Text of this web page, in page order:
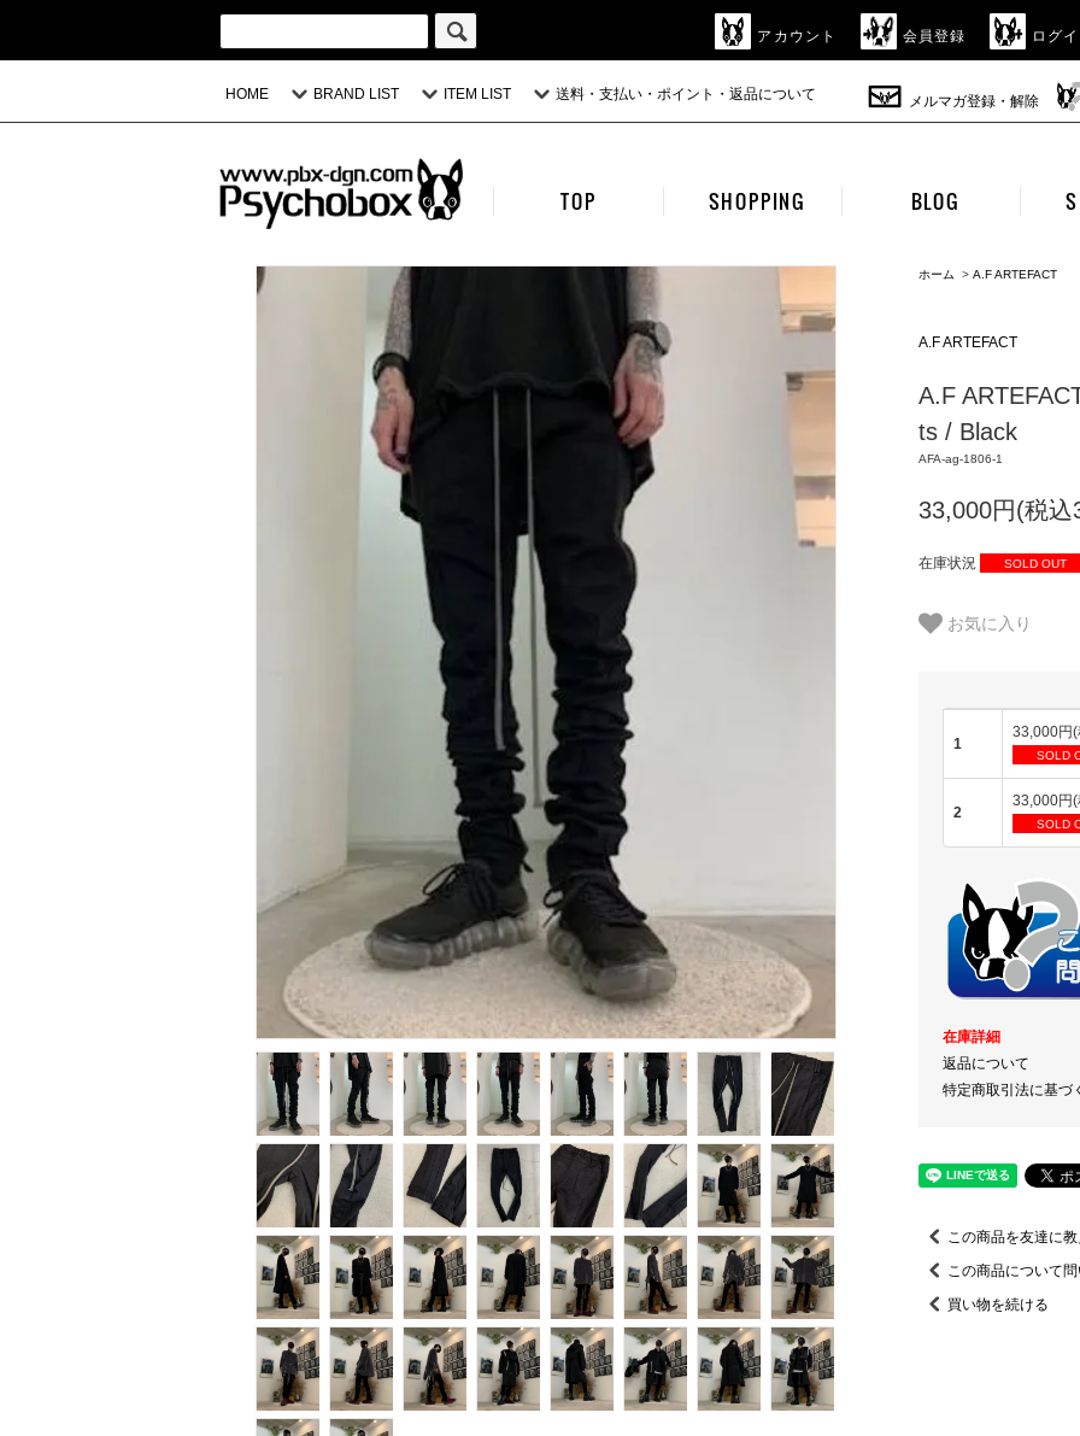
アカウント 会員登録 ログ
HOME BRAND LIST ITEM LIST 送料・支払い・ポイント・返品について メルマガ登録・解除
TOP SHOPPING BLOG
ホーム > A.F ARTEFACT
A.F ARTEFACT
A.F
ts / Black
AFA-ag-1806-1
33,000円(税
在庫状況 SOLD OUT
お気に入り
1
33,000円
SOLD
2
33,000円
SOLD
在庫詳細
返品について
特定商取引法に基づ
この商品を友達に
この商品について
買い物を続ける